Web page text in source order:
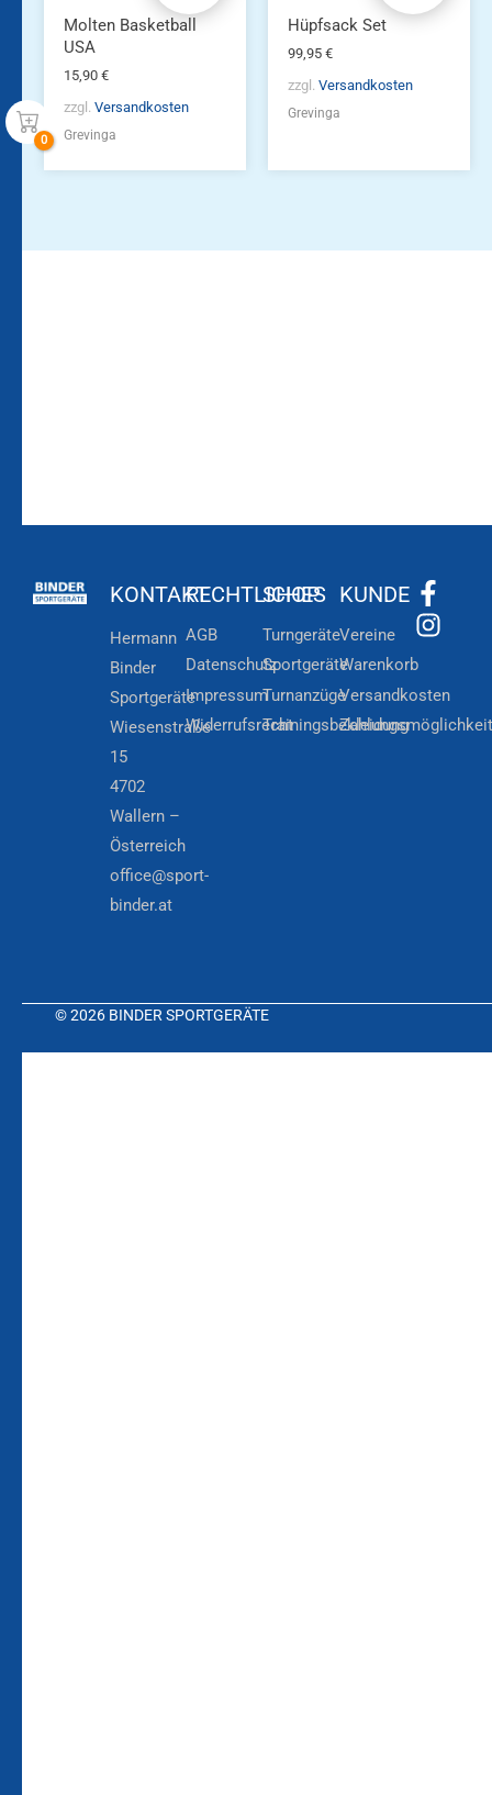
Molten Basketball
USA
15,90 €
zzgl. Versandkosten
Grevinga
Hüpfsack Set
99,95 €
zzgl. Versandkosten
Grevinga
KONTAKT
Hermann
Binder
Sportgeräte
Wiesenstraße
15
4702
Wallern –
Österreich
office@sport-
binder.at
RECHTLICHES
AGB
Datenschutz
Impressum
Widerrufsrecht
SHOP
Turngeräte
Sportgeräte
Turnanzüge
Trainingsbekleidung
KUNDE
Vereine
Warenkorb
Versandkosten
© 2026 BINDER SPORTGERÄTE